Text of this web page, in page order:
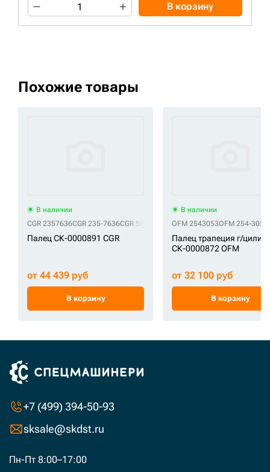
В корзину
Похожие товары
В наличии
CGR 2357636CGR 235-7636CGR 5809007 CGR CA5809007
Палец СК-0000891 CGR
от 44 439 руб
В корзину
В наличии
OFM 2543053OFM 254-3053
Палец трапеция г/
СК-0000872 OFM
от 32 100 руб
В корзину
+7 (499) 394-50-93
sksale@skdst.ru
Пн-Пт 8:00–17:00